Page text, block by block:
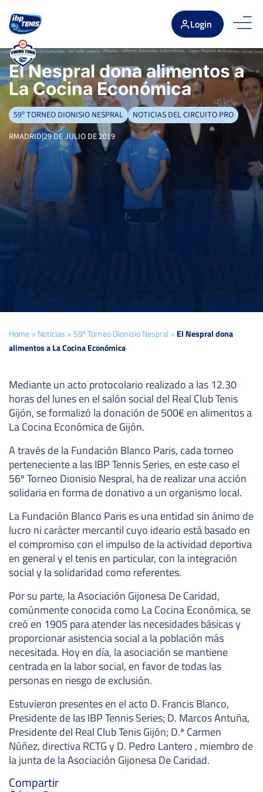
Login
El Nespral dona alimentos a
La Cocina Económica
59º TORNEO DIONISIO NESPRAL
NOTICIAS DEL CIRCUITO PRO
RMADRID|29 DE JULIO DE 2019
Home> Noticias > 59º Torneo Dionisio Nespral > El Nespral dona
alimentos a La Cocina Económica
Mediante un acto protocolario realizado a las 12.30
horas del lunes en el salón social del Real Club Tenis
Gijón, se formalizó la donación de 500€ en alimentos a
La Cocina Económica de Gijón.
A través de la Fundación Blanco Paris, cada torneo
perteneciente a las IBP Tennis Series, en este caso el
56º Torneo Dionisio Nespral, ha de realizar una acción
solidaria en forma de donativo a un organismo local.
La Fundación Blanco Paris es una entidad sin ánimo de
lucro ni carácter mercantil cuyo ideario está basado en
el compromiso con el impulso de la actividad deportiva
en general y el tenis en particular, con la integración
social y la solidaridad como referentes.
Por su parte, la Asociación Gijonesa De Caridad,
comúnmente conocida como La Cocina Económica, se
creó en 1905 para atender las necesidades básicas y
proporcionar asistencia social a la población más
necesitada. Hoy en día, la asociación se mantiene
centrada en la labor social, en favor de todas las
personas en riesgo de exclusión.
Estuvieron presentes en el acto D. Francis Blanco,
Presidente de las IBP Tennis Series; D. Marcos Antuña,
Presidente del Real Club Tenis Gijón; D.ª Carmen
Núñez, directiva RCTG y D. Pedro Lantero , miembro de
la junta de la Asociación Gijonesa De Caridad.
Compartir